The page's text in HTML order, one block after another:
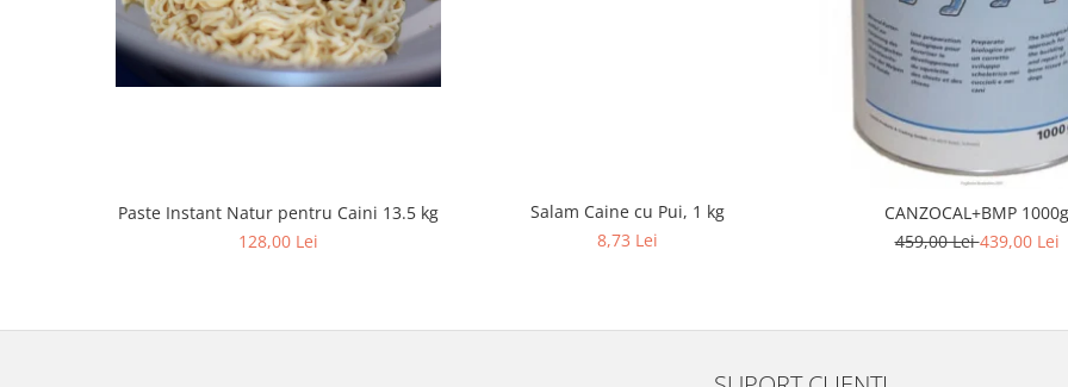
Paste Instant Natur pentru Caini 13.5 kg
128,00 Lei
Salam Caine cu Pui, 1 kg
8,73 Lei
CANZOCAL+BMP 1000g
459,00 Lei439,00 Lei